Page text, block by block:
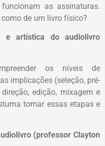
as assinaturas.
de um livro físico?
artística do audiolivro
os níveis de
implicações (seleção, pré-
edição, mixagem e
tomar essas etapas e
(professor Clayton